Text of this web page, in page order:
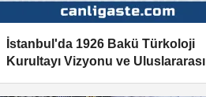
İstanbul'da 1926 Bakü Türkoloji
Kurultayı Vizyonu ve Uluslararası